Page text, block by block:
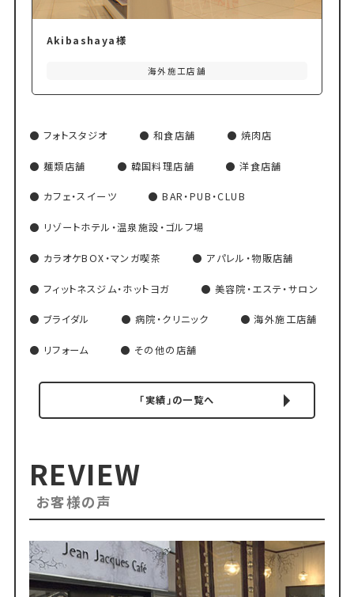
Akibashaya様
海外施工店舗
フォトスタジオ 和食店舗 焼肉店
麺類店舗 韓国料理店舗 洋食店舗
カフェ・スイーツ BAR・PUB・CLUB
リゾートホテル・温泉施設・ゴルフ場
カラオケBOX・マンガ喫茶 アパレル・物販店舗
フィットネスジム・ホットヨガ 美容院・エステ・サロン
ブライダル 病院・クリニック 海外施工店舗
リフォーム その他の店舗
「実績」の一覧へ
REVIEW
お客様の声